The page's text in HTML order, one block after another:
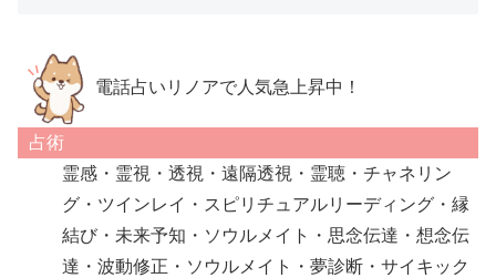
電話占いリノアで人気急上昇中！
占術
霊感・霊視・透視・遠隔透視・霊聴・チャネリン
グ・ツインレイ・スピリチュアルリーディング・縁
結び・未来予知・ソウルメイト・思念伝達・想念伝
達・波動修正・ソウルメイト・夢診断・サイキック